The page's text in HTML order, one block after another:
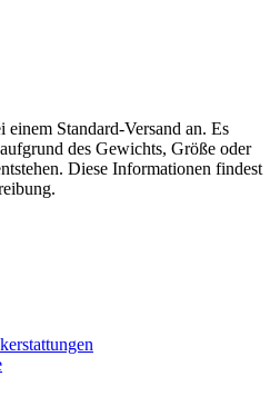
Standard-Versand an. Es
des Gewichts, Größe oder
Diese Informationen findest